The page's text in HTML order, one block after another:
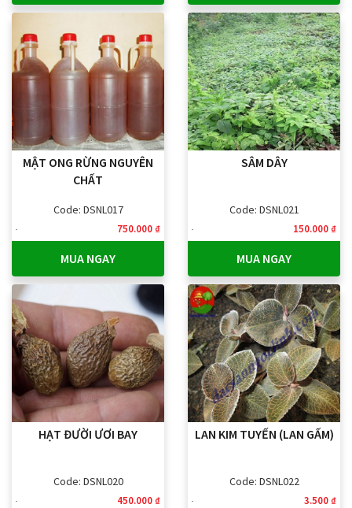
MẬT ONG RỪNG NGUYÊN
CHẤT
Code: DSNL017
750.000 ₫
MUA NGAY
SÂM DÂY
Code: DSNL021
150.000 ₫
MUA NGAY
HẠT ĐƯỜI ƯƠI BAY
Code: DSNL020
450.000 ₫
LAN KIM TUYẾN (LAN GẤM)
Code: DSNL022
3.500 ₫